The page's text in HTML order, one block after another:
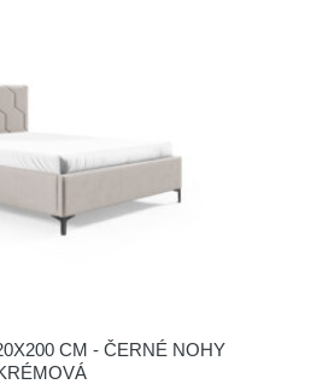
CM - ČERNÉ NOHY